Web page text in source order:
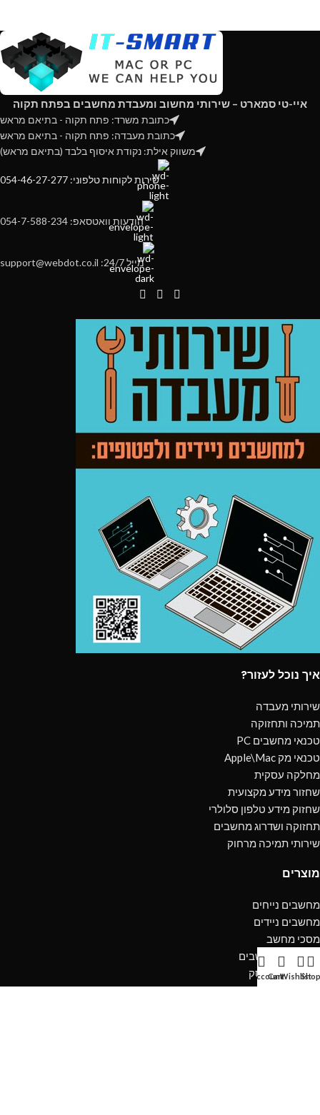
איי-טי סמארט – שירותי מחשוב ומעבדת מחשבים בפתח תקוה
כתובת משרד: פתח תקוה - בתיאם מראש
כתובת מעבדה: פתח תקוה - בתיאם מראש
משווק אילת: נקודת איסוף בלבד (בתיאם מראש)
שירות לקוחות טלפוני: 054-46-27-277
הודעות וואטסאפ: 054-7-588-234
מייל 24/7: support@webdot.co.il
איך נוכל לעזור?
שירותי מעבדה
תמיכה ותחזוקה
טכנאי מחשבים PC
טכנאי מק Apple\Mac
מחלקה עסקית
שחזור מידע מקצועית
שחזוק מידע טלפון סלולרי
תחזוקה ושדרוג מחשבים
שירותי תמיכה מרחוק
מוצרים
מחשבים נייחים
מחשבים ניידים
מסכי מחשב
אביזרים למחשבים
מערכות אל פסק
שולחנות וכיסאות
Shop
Wishlist
Cart
My account